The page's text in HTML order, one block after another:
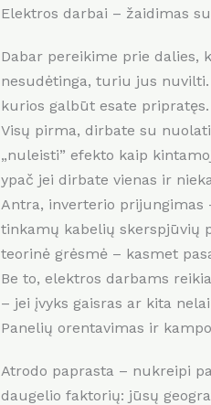
Elektros darbai – žaidimas
Dabar pereikime prie dalies,
nesudėtinga, turiu jus
kurios galbūt esate pripratęs.
Visų pirma, dirbate su
„nuleisti” efekto kaip
ypač jei dirbate vienas ir
Antra, inverterio prijungimas
tinkamų kabelių skerspjūvių
teorinė grėsmė – kasmet
Be to, elektros darbams
– jei įvyks gaisras ar kita
Panelių orentavimas ir
Atrodo paprasta – nukreipi
daugelio faktorių: jūsų